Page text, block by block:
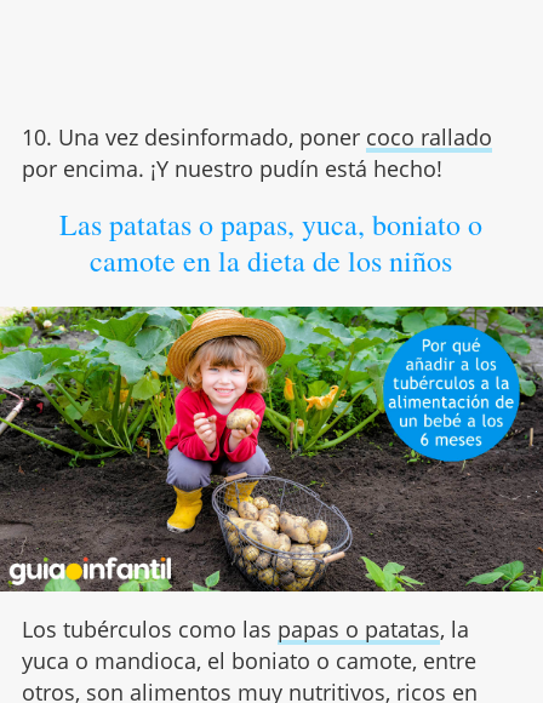
10. Una vez desinformado, poner coco rallado
por encima. ¡Y nuestro pudín está hecho!
Las patatas o papas, yuca, boniato o
camote en la dieta de los niños
Los tubérculos como las papas o patatas, la
yuca o mandioca, el boniato o camote, entre
otros, son alimentos muy nutritivos, ricos en